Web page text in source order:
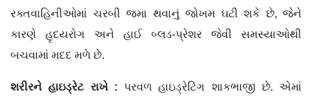
રક્તવાહિનીઓમાં ચરબી જમા થવાનું જોખમ ઘટી શકે છે, જેને
કારણે હૃદયરોગ અને હાઈ બ્લડ-પ્રેશર જેવી સમસ્યાઓથી
બચવામાં મદદ મળે છે.
શરીરને હાઇડ્રેટ રાખે: પરવળ હાઇડ્રેટિંગ શાકભાજી છે. એમાં